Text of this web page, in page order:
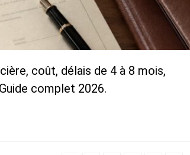
coût, délais de 4 à 8 mois,
complet 2026.